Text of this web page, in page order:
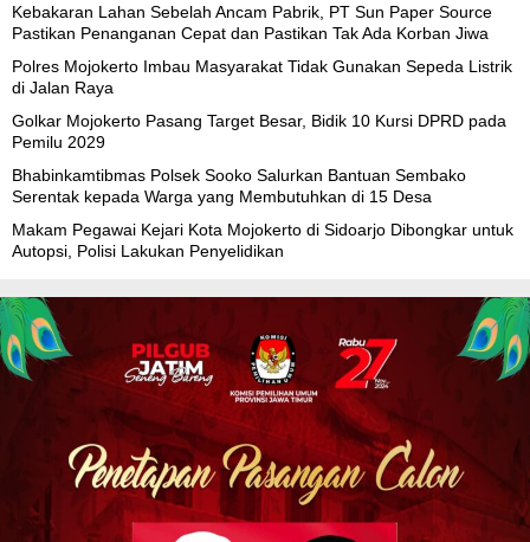
Kebakaran Lahan Sebelah Ancam Pabrik, PT Sun Paper Source
Pastikan Penanganan Cepat dan Pastikan Tak Ada Korban Jiwa
Polres Mojokerto Imbau Masyarakat Tidak Gunakan Sepeda Listrik
di Jalan Raya
Golkar Mojokerto Pasang Target Besar, Bidik 10 Kursi DPRD pada
Pemilu 2029
Bhabinkamtibmas Polsek Sooko Salurkan Bantuan Sembako
Serentak kepada Warga yang Membutuhkan di 15 Desa
Makam Pegawai Kejari Kota Mojokerto di Sidoarjo Dibongkar untuk
Autopsi, Polisi Lakukan Penyelidikan